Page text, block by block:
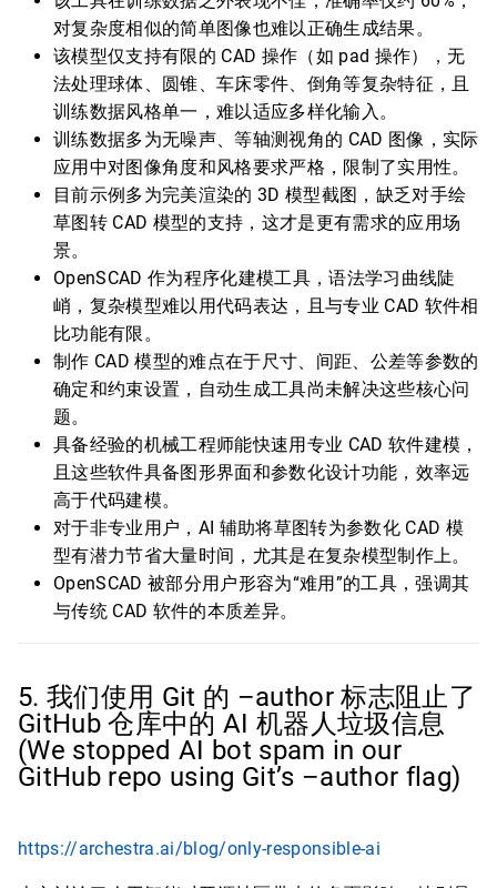
对复杂度相似的简单图像也难以正确生成结果。
该模型仅支持有限的 CAD 操作（如 pad 操作），无
法处理球体、圆锥、车床零件、倒角等复杂特征，且
训练数据风格单一，难以适应多样化输入。
训练数据多为无噪声、等轴测视角的 CAD 图像，实际
应用中对图像角度和风格要求严格，限制了实用性。
目前示例多为完美渲染的 3D 模型截图，缺乏对手绘
草图转 CAD 模型的支持，这才是更有需求的应用场
景。
OpenSCAD 作为程序化建模工具，语法学习曲线陡
峭，复杂模型难以用代码表达，且与专业 CAD 软件相
比功能有限。
制作 CAD 模型的难点在于尺寸、间距、公差等参数的
确定和约束设置，自动生成工具尚未解决这些核心问
题。
具备经验的机械工程师能快速用专业 CAD 软件建模，
且这些软件具备图形界面和参数化设计功能，效率远
高于代码建模。
对于非专业用户，AI 辅助将草图转为参数化 CAD 模
型有潜力节省大量时间，尤其是在复杂模型制作上。
OpenSCAD 被部分用户形容为“难用”的工具，强调其
与传统 CAD 软件的本质差异。
5. 我们使用 Git 的 –author 标志阻止了
GitHub 仓库中的 AI 机器人垃圾信息
(We stopped AI bot spam in our
GitHub repo using Git’s –author flag)
https://archestra.ai/blog/only-responsible-ai